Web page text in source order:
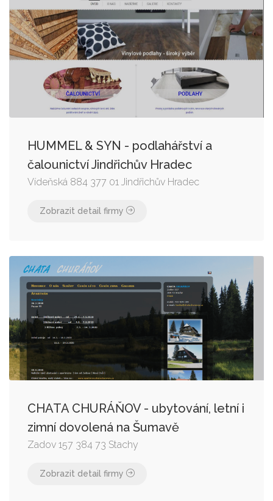
HUMMEL & SYN - podlahářství a
čalounictví Jindřichův Hradec
Vídeňská 884 377 01 Jindřichův Hradec
Zobrazit detail firmy
CHATA CHURÁŇOV - ubytování, letní i
zimní dovolená na Šumavě
Zadov 157 384 73 Stachy
Zobrazit detail firmy